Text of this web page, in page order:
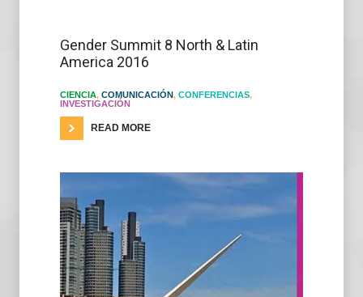
Gender Summit 8 North & Latin
America 2016
CIENCIA, COMUNICACIÓN, CONFERENCIAS,
INVESTIGACIÓN
READ MORE